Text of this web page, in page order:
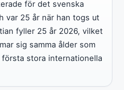
för det svenska
var 25 år när han togs ut
fyller 25 år 2026, vilket
sig samma ålder som
stora internationella